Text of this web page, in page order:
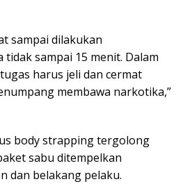
sampai dilakukan
sampai 15 menit. Dalam
harus jeli dan cermat
membawa narkotika,”
body strapping tergolong
sabu ditempelkan
dan belakang pelaku.